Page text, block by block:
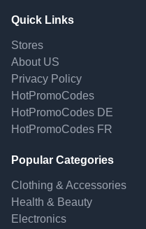
Quick Links
Stores
About US
Privacy Policy
HotPromoCodes
HotPromoCodes DE
HotPromoCodes FR
Popular Categories
Clothing & Accessories
Health & Beauty
Electronics